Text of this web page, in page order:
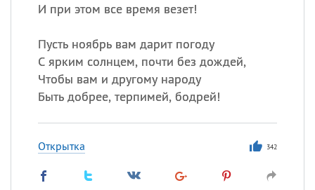
И при этом все время везет!
Пусть ноябрь вам дарит погоду
С ярким солнцем, почти без дождей,
Чтобы вам и другому народу
Быть добрее, терпимей, бодрей!
Открытка 342